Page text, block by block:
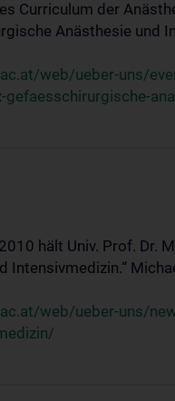
Curriculum der
Anästhesie und
web/ueber-uns/
gefaesschirurgische-
hält Univ. Prof. Dr.
Intensivmedizin.“
web/ueber-uns/